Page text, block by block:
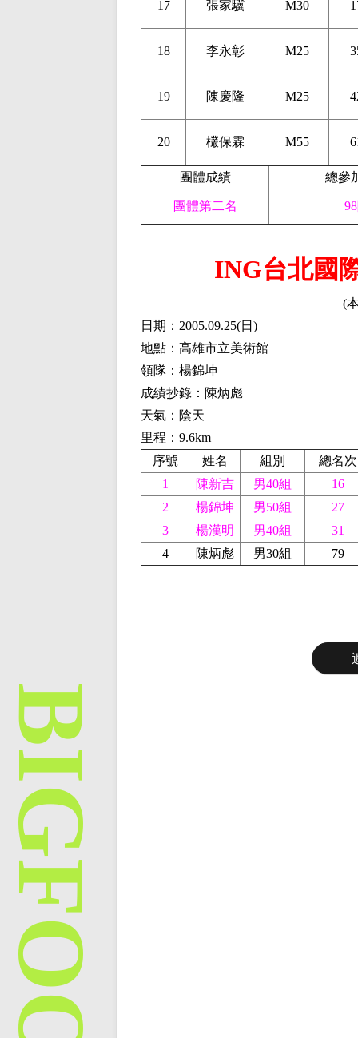
17 張家驥 M30
18 李永彰 M25
19 陳慶隆 M25
20 欉保霖 M55
團體成績 總參
團體第二名
ING台北國
(
日期：2005.09.25(日)
地點：高雄市立美術館
領隊：楊錦坤
成績抄錄：陳炳彪
天氣：陰天
里程：9.6km
序號
姓名 組別
總名次
1
陳新吉 男40組
16
2
楊錦坤 男50組
27
3
楊漢明 男40組
31
4
陳炳彪 男30組 79